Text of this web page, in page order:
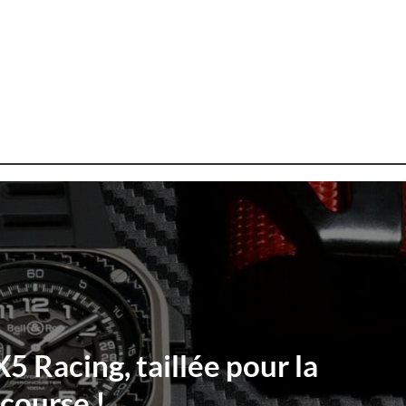
Racing, taillée pour la